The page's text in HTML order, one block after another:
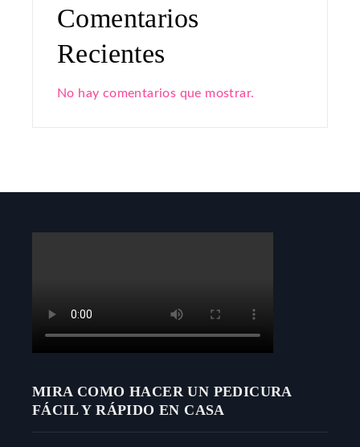
Comentarios
Recientes
No hay comentarios que mostrar.
MIRA COMO HACER UN PEDICURA
FÁCIL Y RÁPIDO EN CASA